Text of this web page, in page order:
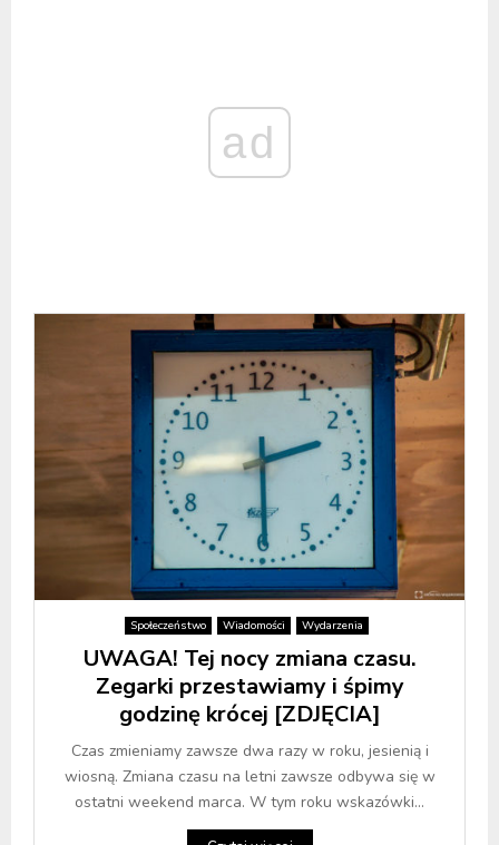
ad
Społeczeństwo Wiadomości Wydarzenia
UWAGA! Tej nocy zmiana czasu.
Zegarki przestawiamy i śpimy
godzinę krócej [ZDJĘCIA]
Czas zmieniamy zawsze dwa razy w roku, jesienią i
wiosną. Zmiana czasu na letni zawsze odbywa się w
ostatni weekend marca. W tym roku wskazówki...